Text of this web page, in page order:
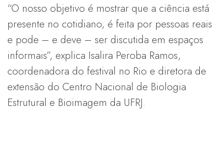
“O nosso objetivo é mostrar que a ciência está
presente no cotidiano, é feita por pessoas reais
e pode – e deve – ser discutida em espaços
informais”, explica Isalira Peroba Ramos,
coordenadora do festival no Rio e diretora de
extensão do Centro Nacional de Biologia
Estrutural e Bioimagem da UFRJ.